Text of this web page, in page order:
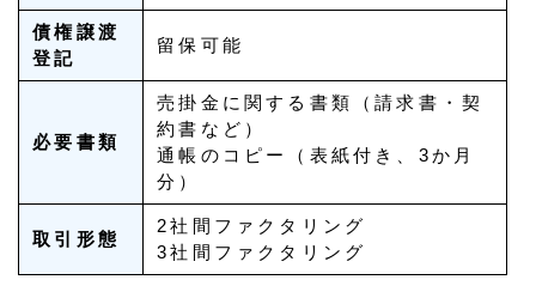
債権譲渡
登記
留保可能
必要書類
売掛金に関する書類（請求書・契
約書など）
通帳のコピー（表紙付き、3か月
分）
取引形態
2社間ファクタリング
3社間ファクタリング